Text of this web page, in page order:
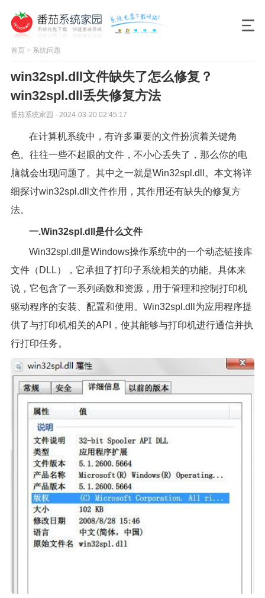
首页> 系统问题
win32spl.dll文件缺失了怎么修复？
win32spl.dll丢失修复方法
番茄系统家园 · 2024-03-20 02:45:17
在计算机系统中，有许多重要的文件扮演着关键角
色。往往一些不起眼的文件，不小心丢失了，那么你的电
脑就会出现问题了。其中之一就是Win32spl.dll。本文将详
细探讨win32spl.dll文件作用，其作用还有缺失的修复方
法。
一.Win32spl.dll是什么文件
Win32spl.dll是Windows操作系统中的一个动态链接库
文件（DLL），它承担了打印子系统相关的功能。具体来
说，它包含了一系列函数和资源，用于管理和控制打印机
驱动程序的安装、配置和使用。Win32spl.dll为应用程序提
供了与打印机相关的API，使其能够与打印机进行通信并执
行打印任务。